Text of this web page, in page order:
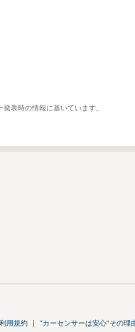
表時の情報に基いています。
利用規約 "カーセンサーは安心"その理